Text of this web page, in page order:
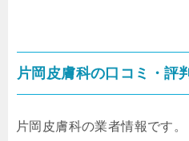
片岡皮膚科の口コミ・評
片岡皮膚科の業者情報です。